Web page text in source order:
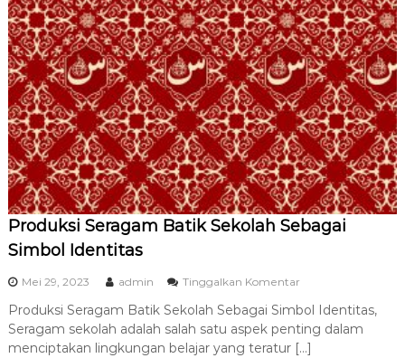
B
a
t
i
k
U
m
r
o
h
T
e
r
b
a
T
Produksi Seragam Batik Sekolah Sebagai
Simbol Identitas
Mei 29, 2023 admin Tinggalkan Komentarp
d
a
P
Produksi Seragam Batik Sekolah Sebagai Simbol Identitas,
Seragam sekolah adalah salah satu aspek penting dalam
menciptakan lingkungan belajar yang teratur […]